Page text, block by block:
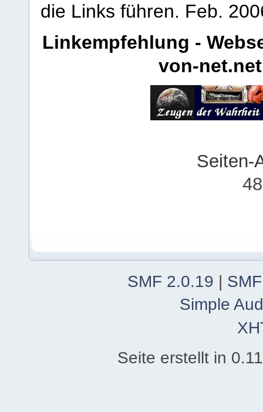
die Links führen. Feb.
Linkempfehlung -
von-net.net
Seiten-
SMF 2.0.19
Simple
Seite erstellt in